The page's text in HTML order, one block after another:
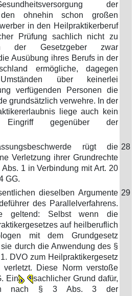
der
ohnehin schon großen
in den Heilpraktikerberuf
Prüfung sachlich nicht zu
der Gesetzgeber zwar
Ausübung ihres Berufs in der
ermögliche, dagegen
über keinerlei
verfügenden Personen die
grundsätzlich verwehre. In der
liege auch kein
Eingriff gegenüber der
rügt die
Verletzung ihrer Grundrechte
1 in Verbindung mit Art. 20
GG.
28
dieselben Argumente
des Parallelverfahrens.
geltend: Selbst wenn die
auf heilberuflich
mit dem Grundgesetz
durch die Anwendung des §
DVO zum Heilpraktikergesetz
verletzt. Diese Norm verstoße
Ein
sachlicher Grund dafür,
nach § 3 Abs. 3 der
29